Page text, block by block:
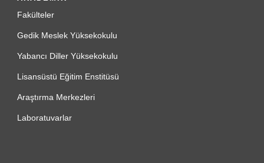
Fakülteler
Gedik Meslek Yüksekokulu
Yabancı Diller Yüksekokulu
Lisansüstü Eğitim Enstitüsü
Araştırma Merkezleri
Laboratuvarlar